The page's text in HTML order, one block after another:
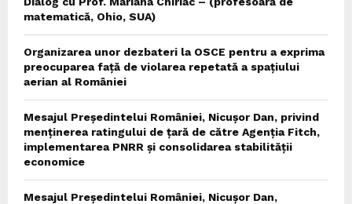
matematică, Ohio, SUA)
Organizarea unor dezbateri la OSCE pentru a exprima
preocuparea față de violarea repetată a spațiului
aerian al României
Mesajul Președintelui României, Nicușor Dan, privind
menținerea ratingului de țară de către Agenția Fitch,
implementarea PNRR și consolidarea stabilității
economice
Mesajul Președintelui României, Nicușor Dan,